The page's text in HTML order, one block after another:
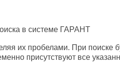
в системе ГАРАНТ
их пробелами. При поиске
присутствуют все